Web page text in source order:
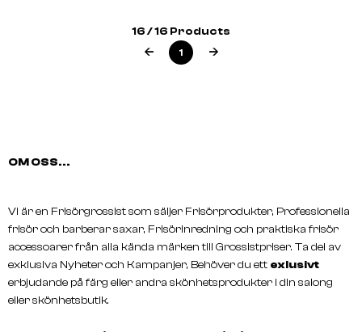
GRAZETTE
16 / 16 Products
1
OM OSS...
Vi är en Frisörgrossist som säljer Frisörprodukter, Professionella
frisör och barberar saxar, Frisörinredning och praktiska frisör
accessoarer från alla kända märken till Grossistpriser. Ta del av
exklusiva Nyheter och Kampanjer, Behöver du ett exlusivt
erbjudande på färg eller andra skönhetsprodukter i din salong
eller skönhetsbutik.